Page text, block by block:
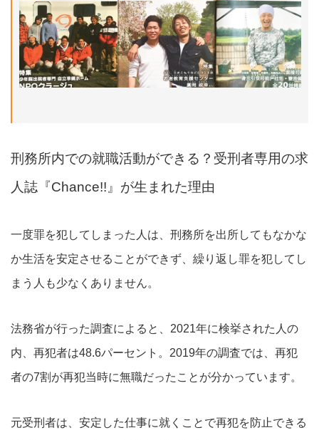
刑務所内での就職活動ができる？受刑者専用の求
人誌『Chance!!』が生まれた理由
一度罪を犯してしまった人は、刑務所を出所してもなかな
か生活を安定させることができず、繰り返し罪を犯してし
まう人も少なくありません。
法務省が行った調査によると、2021年に検挙された人の
内、再犯者は48.6パーセント。2019年の調査では、再犯
者の7割が再犯当時に無職だったことが分かっています。
元受刑者は、安定した仕事に就くことで再犯を防止できる